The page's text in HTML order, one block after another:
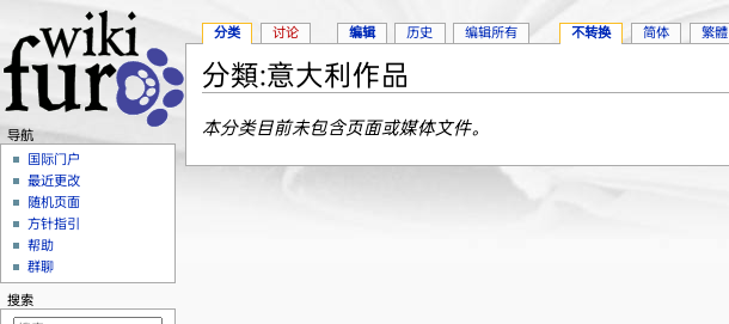
分類:意大利作品
本分类目前未包含页面或媒体文件。
分类 讨论 编辑 历史 编辑所有 不转换 简体 繁體
导航
国际门户
最近更改
随机页面
方针指引
帮助
群聊
搜索